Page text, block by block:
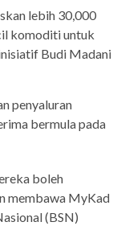
lebih 30,000
komoditi untuk
Budi Madani
penyaluran
bermula pada
boleh
membawa MyKad
(BSN)